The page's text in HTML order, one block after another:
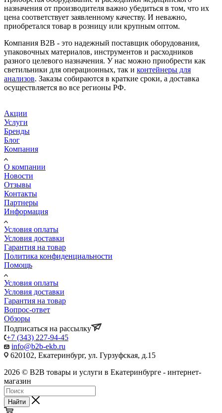
назначения от производителя важно убедиться в том, что их
цена соответствует заявленному качеству. И неважно,
приобретался товар в розницу или крупным оптом.
Компания B2B - это надежный поставщик оборудования,
упаковочных материалов, инструментов и расходников
разного целевого назначения. У нас можно приобрести как
светильники для операционных, так и контейнеры для
анализов. Заказы собираются в краткие сроки, а доставка
осуществляется во все регионы РФ.
Акции
Услуги
Бренды
Блог
Компания
О компании
Новости
Отзывы
Контакты
Партнеры
Информация
Условия оплаты
Условия доставки
Гарантия на товар
Политика конфиденциальности
Помощь
Условия оплаты
Условия доставки
Гарантия на товар
Вопрос-ответ
Обзоры
Подписаться на рассылку
+7 (343) 227-94-45
info@b2b-ekb.ru
620102, Екатеринбург, ул. Гурзуфская, д.15
2026 © B2B товары и услуги в Екатеринбурге - интернет-
магазин
Найти